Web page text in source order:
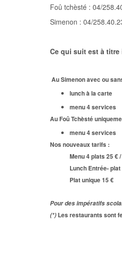
Foû tchèsté : 04/
Simenon : 04/
Ce qui suit est à
Au Simenon avec ou
lunch à la carte
menu 4 services
Au Foû Tchèsté
menu 4 services
Nos nouveaux tarifs :
Menu 4 plats 25 €
Lunch Entrée-
Plat unique 15 €
Pour des impératifs
(*) Les restaurants sont